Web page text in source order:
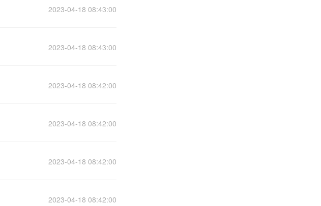
2023-04-18 08:43:00
2023-04-18 08:43:00
2023-04-18 08:42:00
2023-04-18 08:42:00
2023-04-18 08:42:00
2023-04-18 08:42:00